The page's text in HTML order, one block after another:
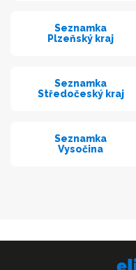
Seznamka
Plzeňský kraj
Seznamka
Středočeský kraj
Seznamka
Vysočina